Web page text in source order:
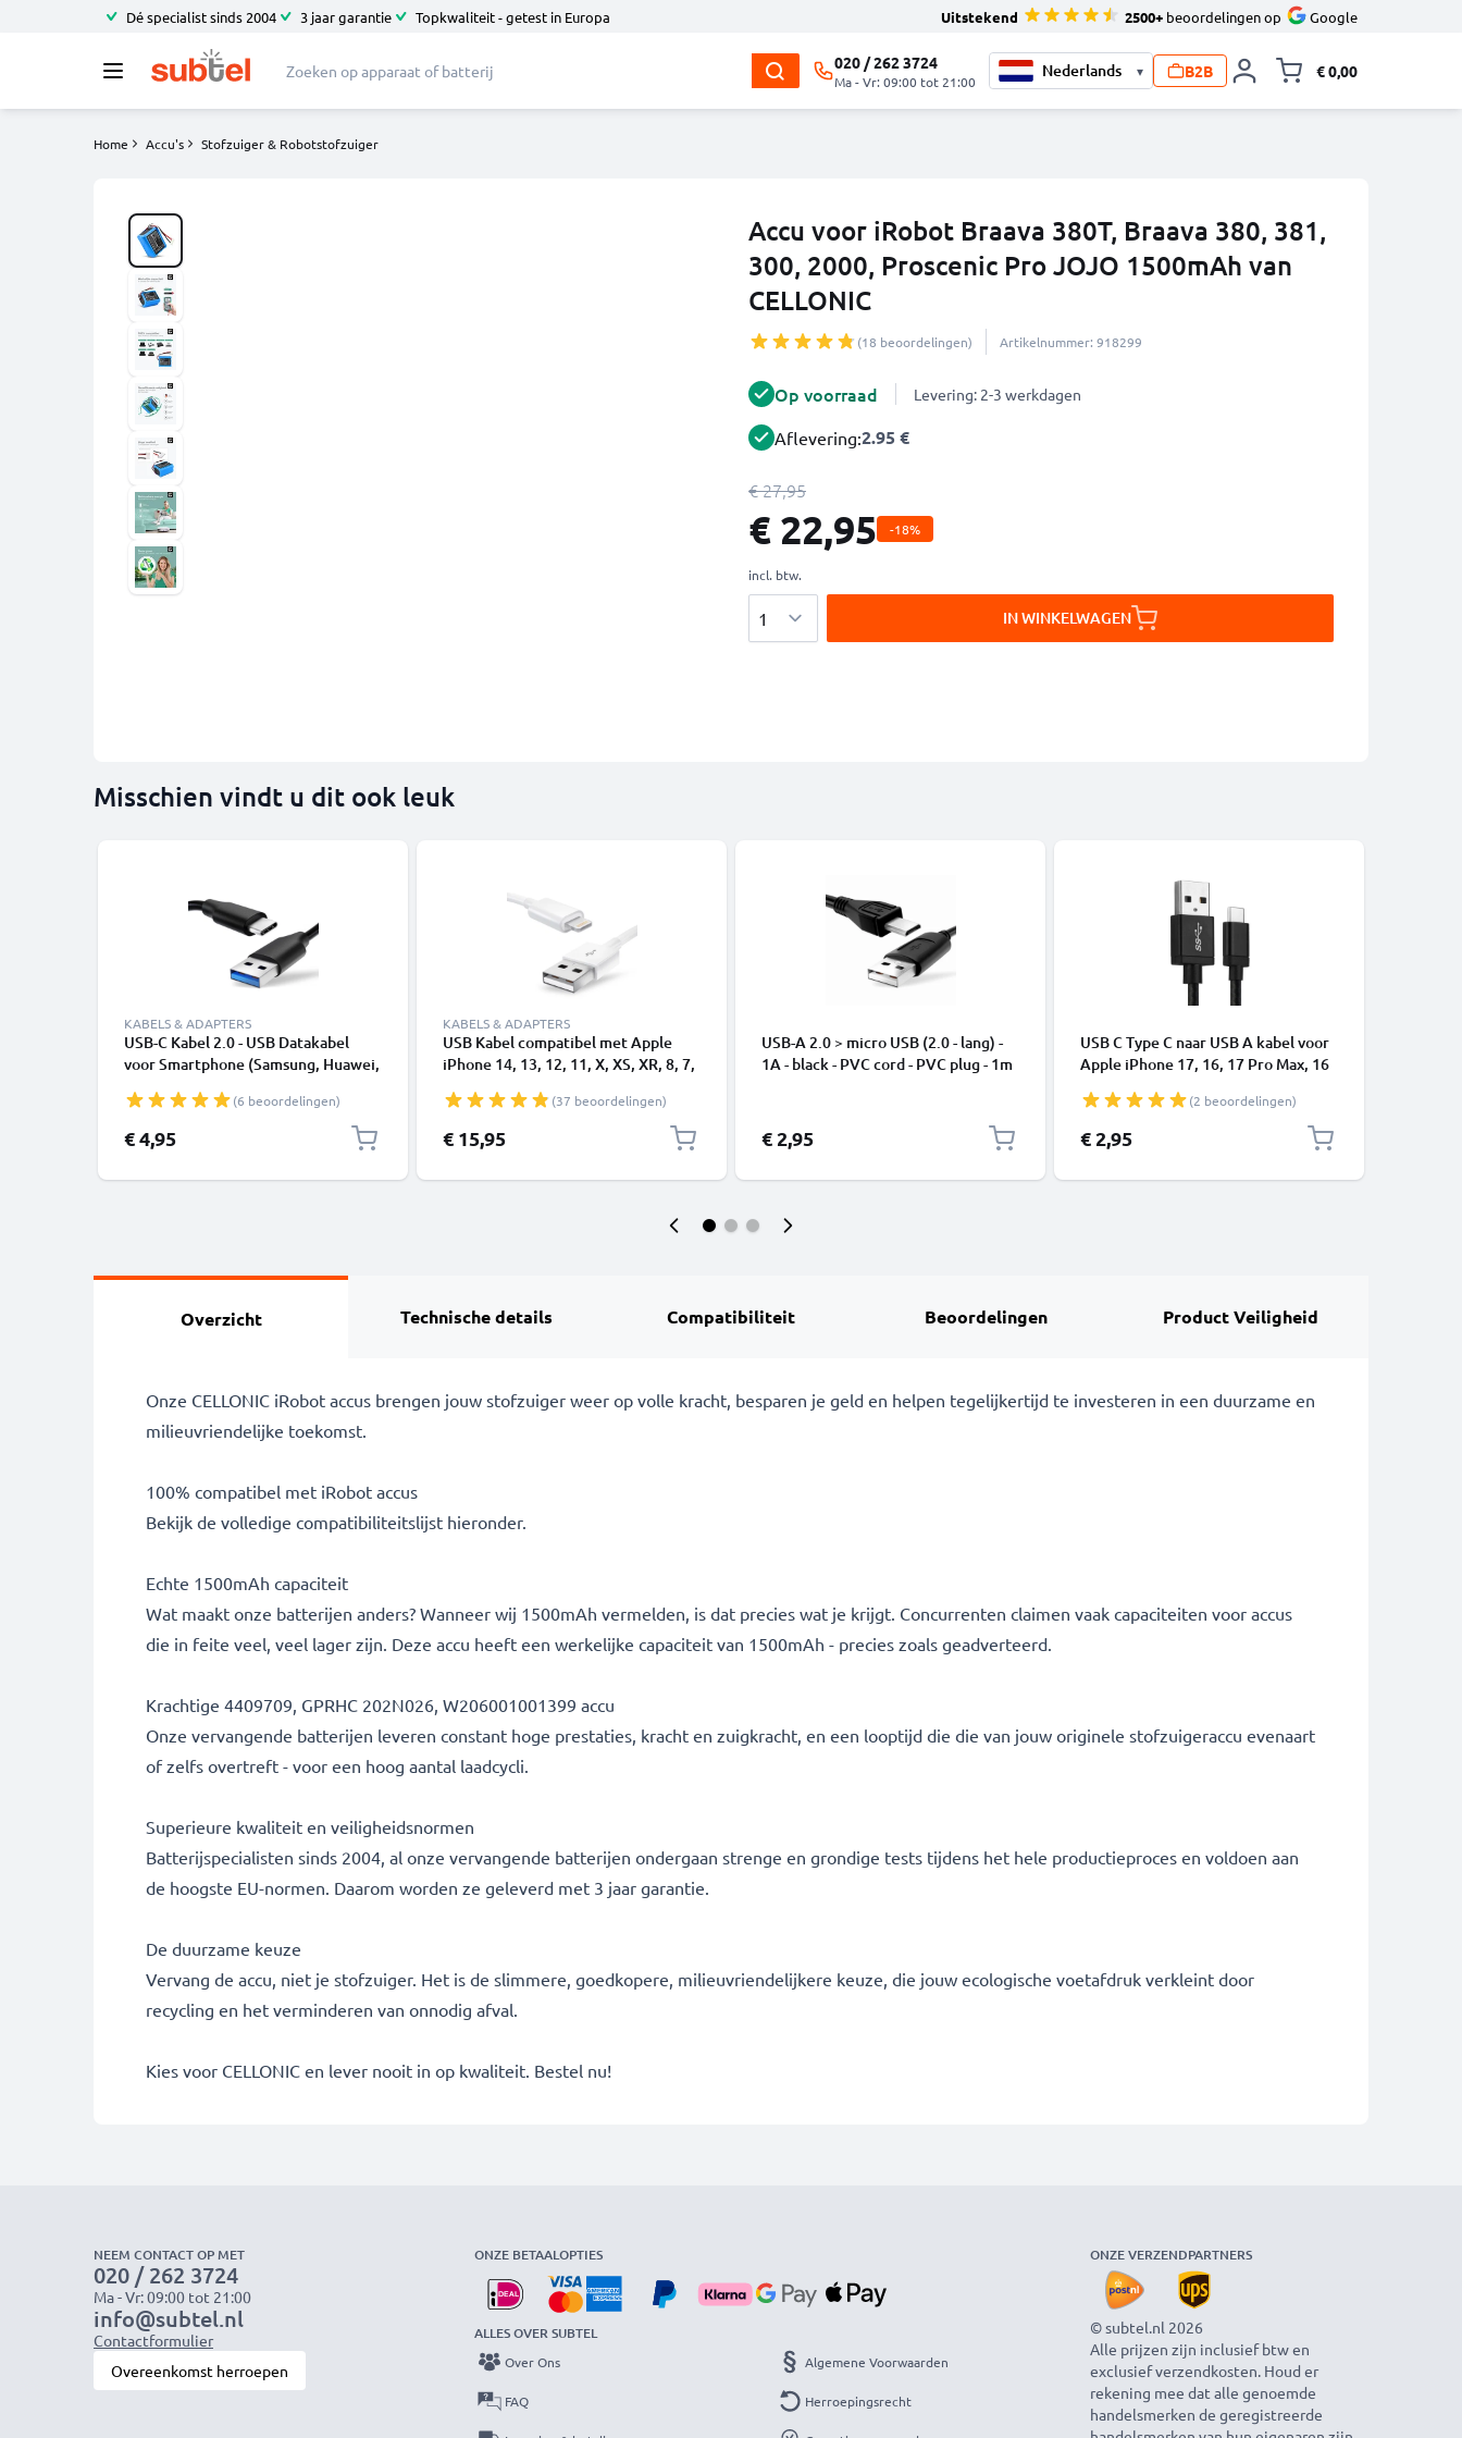
Dé specialist sinds 2004 3 jaar garantie Topkwaliteit - getest in Europa Uitstekend 2500+ beoordelingen op Google
020 / 262 3724
Ma - Vr: 09:00 tot 21:00
▾ B2B € 0,00
Home Accu's Stofzuiger & Robotstofzuiger
Accu voor iRobot Braava 380T, Braava 380, 381,
300, 2000, Proscenic Pro JOJO 1500mAh van
CELLONIC
(18 beoordelingen) Artikelnummer: 918299
Op voorraad Levering: 2-3 werkdagen
Aflevering:2.95 €
€ 27,95
€ 22,95 -18%
incl. btw.
IN WINKELWAGEN
Misschien vindt u dit ook leuk
KABELS & ADAPTERS
USB-C Kabel 2.0 - USB Datakabel
voor Smartphone (Samsung, Huawei,
Panasonic Lumix, Sony, GoPro) -
1,0m 3A Oplaadkabel USB C Stekker
(6 beoordelingen)
€ 4,95
KABELS & ADAPTERS
USB Kabel compatibel met Apple
iPhone 14, 13, 12, 11, X, XS, XR, 8, 7,
(37 beoordelingen)
€ 15,95
USB-A 2.0 > micro USB (2.0 - lang) -
1A - black - PVC cord - PVC plug - 1m
€ 2,95
USB C Type C naar USB A kabel voor
Apple iPhone 17, 16, 17 Pro Max, 16
Samsung Galaxy S25 Ultra, S25
Google Pixel 10, 9a, 10 Pro, 10 Pro
XL Xiaomi 15 Ultra, Redmi Note 14
(2 beoordelingen)
€ 2,95
Overzicht Technische details Compatibiliteit Beoordelingen Product Veiligheid
Onze CELLONIC iRobot accus brengen jouw stofzuiger weer op volle kracht, besparen je geld en helpen tegelijkertijd te investeren in een duurzame en
milieuvriendelijke toekomst.
100% compatibel met iRobot accus
Bekijk de volledige compatibiliteitslijst hieronder.
Echte 1500mAh capaciteit
Wat maakt onze batterijen anders? Wanneer wij 1500mAh vermelden, is dat precies wat je krijgt. Concurrenten claimen vaak capaciteiten voor accus
die in feite veel, veel lager zijn. Deze accu heeft een werkelijke capaciteit van 1500mAh - precies zoals geadverteerd.
Krachtige 4409709, GPRHC 202N026, W206001001399 accu
Onze vervangende batterijen leveren constant hoge prestaties, kracht en zuigkracht, en een looptijd die die van jouw originele stofzuigeraccu evenaart
of zelfs overtreft - voor een hoog aantal laadcycli.
Superieure kwaliteit en veiligheidsnormen
Batterijspecialisten sinds 2004, al onze vervangende batterijen ondergaan strenge en grondige tests tijdens het hele productieproces en voldoen aan
de hoogste EU-normen. Daarom worden ze geleverd met 3 jaar garantie.
De duurzame keuze
Vervang de accu, niet je stofzuiger. Het is de slimmere, goedkopere, milieuvriendelijkere keuze, die jouw ecologische voetafdruk verkleint door
recycling en het verminderen van onnodig afval.
Kies voor CELLONIC en lever nooit in op kwaliteit. Bestel nu!
NEEM CONTACT OP MET
020 / 262 3724
Ma - Vr: 09:00 tot 21:00
info@subtel.nl
Contactformulier
Overeenkomst herroepen
ONZE BETAALOPTIES
ALLES OVER SUBTEL
Over Ons
FAQ
Algemene Voorwaarden
Herroepingsrecht
ONZE VERZENDPARTNERS
© subtel.nl 2026
Alle prijzen zijn inclusief btw en
exclusief verzendkosten. Houd er
rekening mee dat alle genoemde
handelsmerken de geregistreerde